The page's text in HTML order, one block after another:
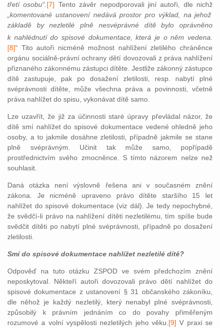
třetí osobu“. [7] Tento závěr nepodporovali jiní autoři, dle nichž
„komentované ustanovení nedává prostor pro výklad, na jehož
základě by nezletilé plně nesvéprávné dítě bylo oprávněno
k nahlédnutí do spisové dokumentace, která je o něm vedena.
[8]“ Tito autoři nicméně možnost nahlížení zletilého chráněnce
orgánu sociálně-právní ochrany dětí dovozovali z práva nahlížení
přiznaného zákonnému zástupci dítěte. Jestliže zákonný zástupce
dítě zastupuje, pak po dosažení zletilosti, resp. nabytí plné
svéprávnosti dítěte, může všechna práva a povinnosti, včetně
práva nahlížet do spisu, vykonávat dítě samo.
Lze uzavřít, že již za účinnosti staré úpravy převládal názor, že
dítě smí nahlížet do spisové dokumentace vedené ohledně jeho
osoby, a to jakmile dosáhne zletilosti, případně jakmile se stane
plně svéprávným. Učinit tak může samo, popřípadě
prostřednictvím svého zmocněnce. S tímto názorem nelze než
souhlasit.
Daná otázka není výslovně řešena ani v současném znění
zákona. Je nicméně upraveno právo dítěte staršího 15 let
nahlížet do spisové dokumentace (viz dál). Je tedy nepochybné,
že svědčí-li právo na nahlížení dítěti nezletilému, tím spíše bude
svědčit dítěti po nabytí plné svéprávnosti, případně po dosažení
zletilosti.
Smí do spisové dokumentace nahlížet nezletilé dítě?
Odpověď na tuto otázku ZSPOD ve svém předchozím znění
neposkytoval. Někteří autoři dovozovali právo dětí nahlížet do
spisové dokumentace z ustanovení § 31 občanského zákoníku,
dle něhož je každý nezletilý, který nenabyl plné svéprávnosti,
způsobilý k právním jednáním co do povahy přiměřeným
rozumové a volní vyspělosti nezletilých jeho věku. [9] V praxi se